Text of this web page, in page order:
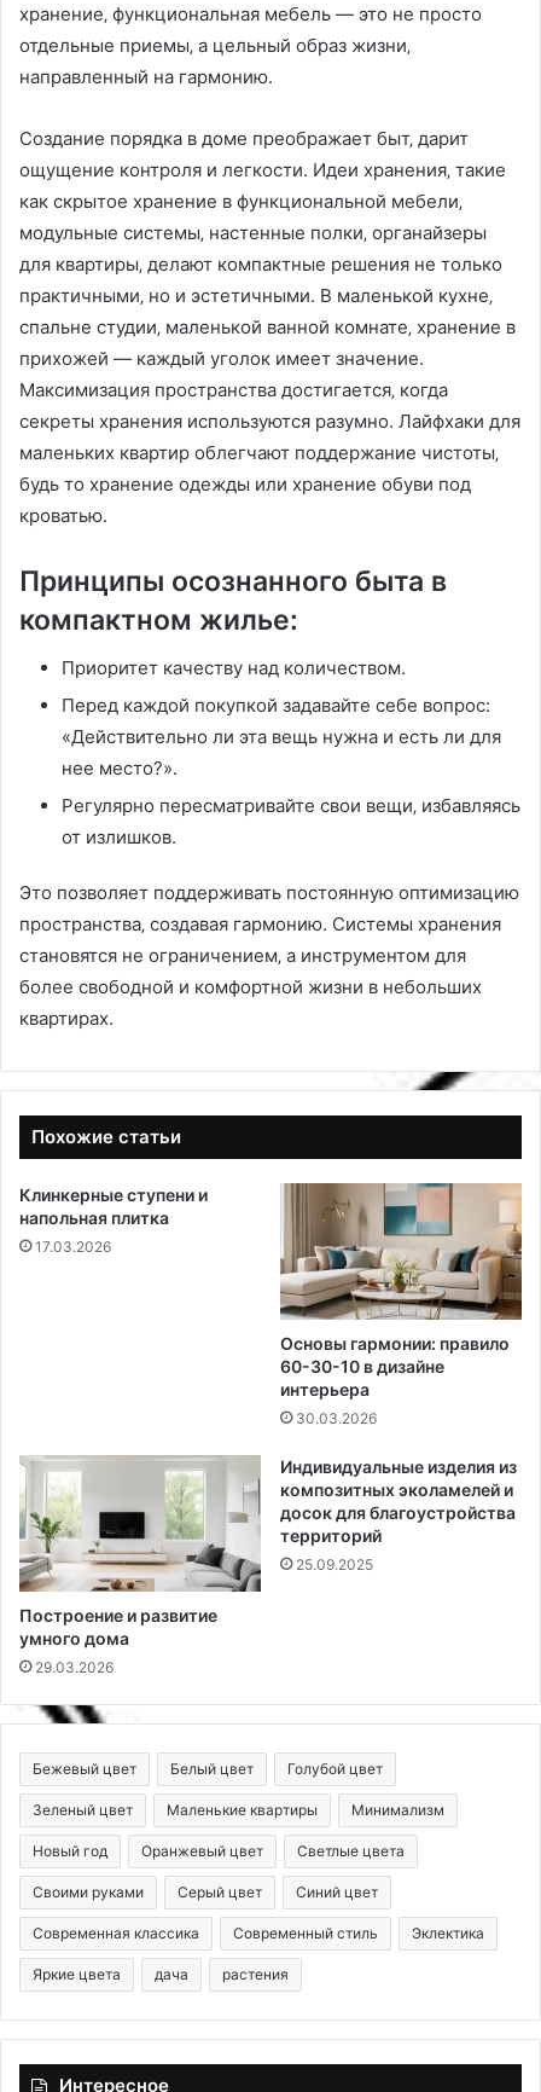
хранение‚ функциональная мебель — это не просто
отдельные приемы‚ а цельный образ жизни‚
направленный на гармонию.
Создание порядка в доме преображает быт‚ дарит
ощущение контроля и легкости. Идеи хранения‚ такие
как скрытое хранение в функциональной мебели‚
модульные системы‚ настенные полки‚ органайзеры
для квартиры‚ делают компактные решения не только
практичными‚ но и эстетичными. В маленькой кухне‚
спальне студии‚ маленькой ванной комнате‚ хранение в
прихожей — каждый уголок имеет значение.
Максимизация пространства достигается‚ когда
секреты хранения используются разумно. Лайфхаки для
маленьких квартир облегчают поддержание чистоты‚
будь то хранение одежды или хранение обуви под
кроватью.
Принципы осознанного быта в
компактном жилье:
Приоритет качеству над количеством.
Перед каждой покупкой задавайте себе вопрос:
«Действительно ли эта вещь нужна и есть ли для
нее место?».
Регулярно пересматривайте свои вещи‚ избавляясь
от излишков.
Это позволяет поддерживать постоянную оптимизацию
пространства‚ создавая гармонию. Системы хранения
становятся не ограничением‚ а инструментом для
более свободной и комфортной жизни в небольших
квартирах.
Похожие статьи
Клинкерные ступени и
напольная плитка
17.03.2026
Основы гармонии: правило
60-30-10 в дизайне
интерьера
30.03.2026
Построение и развитие
умного дома
29.03.2026
Индивидуальные изделия из
композитных эколамелей и
досок для благоустройства
территорий
25.09.2025
Бежевый цвет Белый цвет Голубой цвет
Зеленый цвет Маленькие квартиры Минимализм
Новый год Оранжевый цвет Светлые цвета
Своими руками Серый цвет Синий цвет
Современная классика Современный стиль Эклектика
Яркие цвета дача растения
Интересное